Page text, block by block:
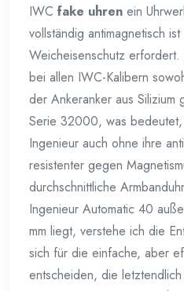
IWC fake uhren ein
vollständig antimagnetisch
Weicheisenschutz
bei allen IWC-Kalibern
der Ankeranker aus
Serie 32000, was
Ingenieur auch ohne ihre
resistenter gegen
durchschnittliche
Ingenieur Automatic 40
mm liegt, verstehe ich die
sich für die einfache, aber
entscheiden, die